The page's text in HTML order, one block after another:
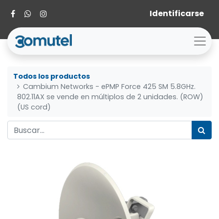
Identificarse
Todos los productos
Cambium Networks - ePMP Force 425 SM 5.8GHz.
802.11AX se vende en múltiplos de 2 unidades. (ROW)
(US cord)